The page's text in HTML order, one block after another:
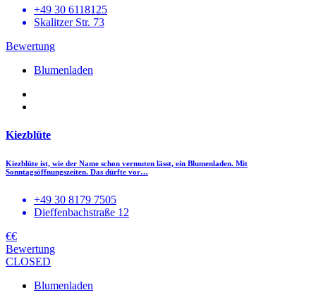
+49 30 6118125
Skalitzer Str. 73
Bewertung
Blumenladen
Kiezblüte
Kiezblüte ist, wie der Name schon vermuten lässt, ein Blumenladen. Mit
Sonntagsöffnungszeiten. Das dürfte vor…
+49 30 8179 7505
Dieffenbachstraße 12
€€
Bewertung
CLOSED
Blumenladen